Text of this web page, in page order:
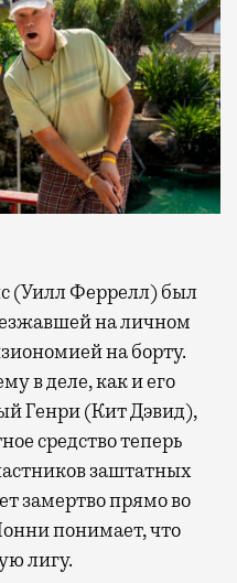
на личном
на борту.
в деле, как и его
Генри (Кит Дэвид),
средство теперь
заштатных
замертво прямо во
понимает, что
лигу.